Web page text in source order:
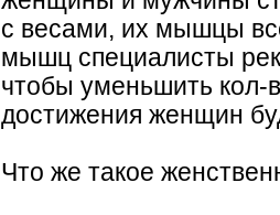
с весами, их мышцы
мышц специалисты
чтобы уменьшить кол-
достижения женщин
Что же такое